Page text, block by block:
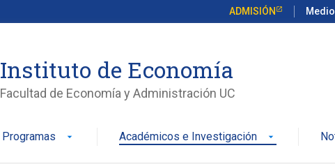
ADMISIÓN
Instituto de Economía
Facultad de Economía y Administración UC
Programas arrow_drop_down Académicos e Investigación arrow_drop_down